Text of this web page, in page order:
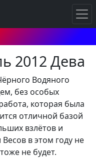
2012 Дева
Водяного
без особых
которая была
отличной базой
взлётов и
в этом году не
не будет.